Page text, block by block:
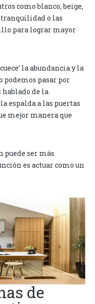
como blanco, beige,
o las
para lograr mayor
la abundancia y la
podemos pasar por
hablado de la
espalda a las puertas
mejor manera que
puede ser más
es actuar como un
de